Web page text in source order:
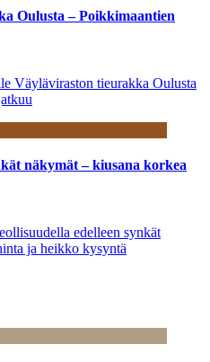
Oulusta – Poikkimaantien
Väyläviraston tieurakka Oulusta
näkymät – kiusana korkea
edelleen synkät
ja heikko kysyntä